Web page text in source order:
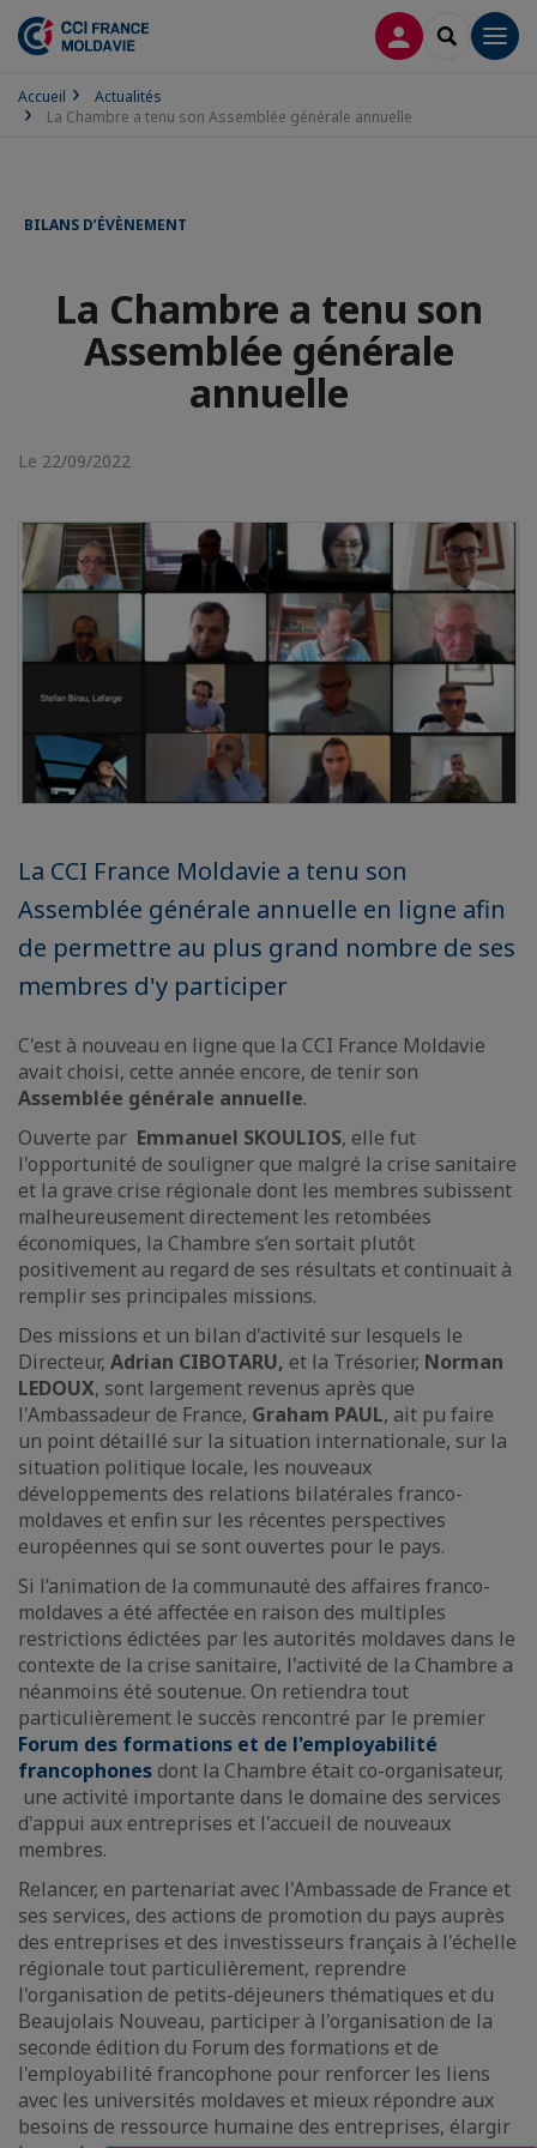
CONNEXION
Accueil
Actualités
La Chambre a tenu son Assemblée générale annuelle
BILANS D’ÉVÈNEMENT
La Chambre a tenu son
Assemblée générale
annuelle
Le 22/09/2022
La CCI France Moldavie a tenu son
Assemblée générale annuelle en ligne afin
de permettre au plus grand nombre de ses
membres d'y participer
C'est à nouveau en ligne que la CCI France Moldavie
avait choisi, cette année encore, de tenir son
Assemblée générale annuelle.
Ouverte par Emmanuel SKOULIOS, elle fut
l'opportunité de souligner que malgré la crise sanitaire
et la grave crise régionale dont les membres subissent
malheureusement directement les retombées
économiques, la Chambre s’en sortait plutôt
positivement au regard de ses résultats et continuait à
remplir ses principales missions.
Des missions et un bilan d'activité sur lesquels le
Directeur, Adrian CIBOTARU, et la Trésorier, Norman
LEDOUX, sont largement revenus après que
l'Ambassadeur de France, Graham PAUL, ait pu faire
un point détaillé sur la situation internationale, sur la
situation politique locale, les nouveaux
développements des relations bilatérales franco-
moldaves et enfin sur les récentes perspectives
européennes qui se sont ouvertes pour le pays.
Si l’animation de la communauté des affaires franco-
moldaves a été affectée en raison des multiples
restrictions édictées par les autorités moldaves dans le
contexte de la crise sanitaire, l'activité de la Chambre a
néanmoins été soutenue. On retiendra tout
particulièrement le succès rencontré par le premier
Forum des formations et de l'employabilité
francophonesdont la Chambre était co-organisateur,
une activité importante dans le domaine des services
d'appui aux entreprises et l'accueil de nouveaux
membres.
Relancer, en partenariat avec l'Ambassade de France et
ses services, des actions de promotion du pays auprès
des entreprises et des investisseurs français à l'échelle
régionale tout particulièrement, reprendre
l'organisation de petits-déjeuners thématiques et du
Beaujolais Nouveau, participer à l'organisation de la
seconde édition du Forum des formations et de
l'employabilité francophone pour renforcer les liens
avec les universités moldaves et mieux répondre aux
besoins de ressource humaine des entreprises, élargir